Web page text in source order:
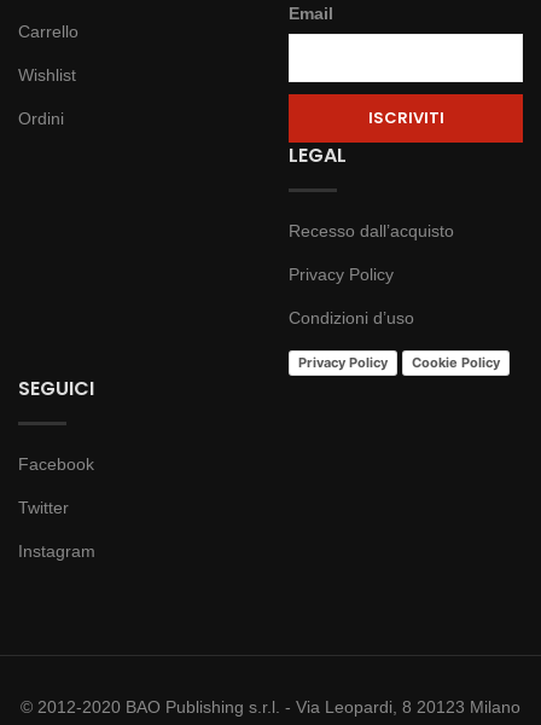
Carrello
Wishlist
Ordini
Email
LEGAL
Recesso dall’acquisto
Privacy Policy
Condizioni d’uso
Privacy Policy Cookie Policy
SEGUICI
Facebook
Twitter
Instagram
© 2012-2020 BAO Publishing s.r.l. - Via Leopardi, 8 20123 Milano